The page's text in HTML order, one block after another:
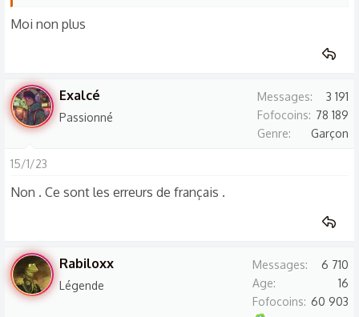
s
Moi non plus
Exalcé
Passionné
Messages
3 191
Fofocoins
78 189
Genre
Garçon
15/1/23
Non . Ce sont les erreurs de français .
Rabiloxx
Légende
Messages
6 710
Age
16
Fofocoins 60 903